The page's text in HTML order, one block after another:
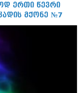
ერთი წევრი
მქონე №7